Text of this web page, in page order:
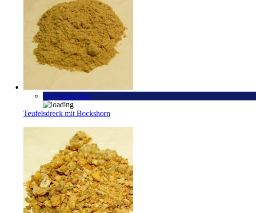
zur Wunschliste
Teufelsdreck mit Bockshorn